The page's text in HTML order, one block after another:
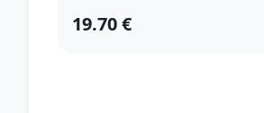
19.70 €